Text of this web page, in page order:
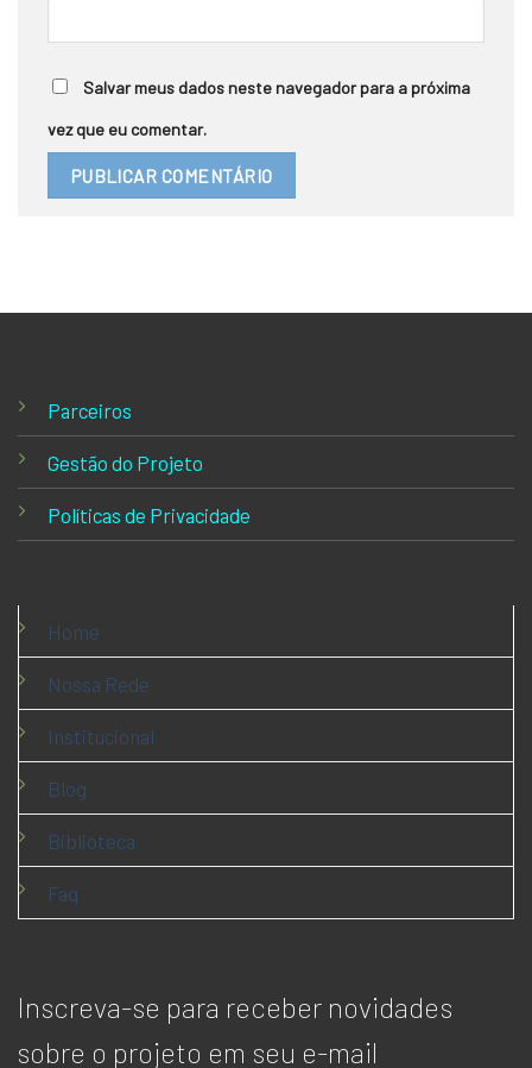
Salvar meus dados neste navegador para a próxima
vez que eu comentar.
Parceiros
Gestão do Projeto
Políticas de Privacidade
Home
Nossa Rede
Institucional
Blog
Biblioteca
Faq
Inscreva-se para receber novidades
sobre o projeto em seu e-mail